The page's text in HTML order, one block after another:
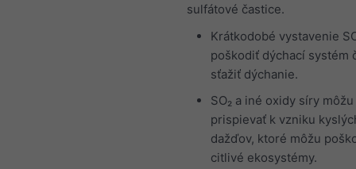
sulfátové častice.
Krátkodobé vystavenie
poškodiť dýchací systém
sťažiť dýchanie.
SO₂ a iné oxidy síry môžu
prispievať k vzniku
dažďov, ktoré môžu
citlivé ekosystémy.